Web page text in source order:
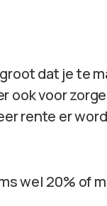
dat je te
ook voor
rente er
wel 20% of